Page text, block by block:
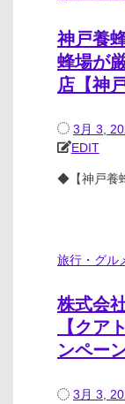
神戸養
蜂場が
店【神
3月 3,
EDIT
◆【神戸養
旅行・グル
株式会
【クア
ンペー
3月 3,